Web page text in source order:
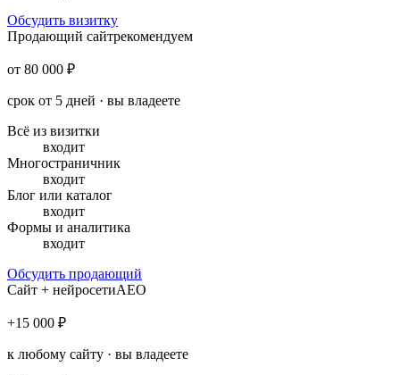
Обсудить визитку
Продающий сайтрекомендуем
от 80 000 ₽
срок от 5 дней · вы владеете
Всё из визитки
входит
Многостраничник
входит
Блог или каталог
входит
Формы и аналитика
входит
Обсудить продающий
Сайт + нейросетиAEO
+15 000 ₽
к любому сайту · вы владеете